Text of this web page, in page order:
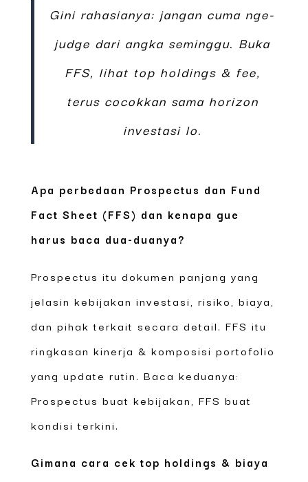
Gini rahasianya: jangan cuma nge-
judge dari angka seminggu. Buka
FFS, lihat top holdings & fee,
terus cocokkan sama horizon
investasi lo.
Apa perbedaan Prospectus dan Fund
Fact Sheet (FFS) dan kenapa gue
harus baca dua-duanya?
Prospectus itu dokumen panjang yang
jelasin kebijakan investasi, risiko, biaya,
dan pihak terkait secara detail. FFS itu
ringkasan kinerja & komposisi portofolio
yang update rutin. Baca keduanya:
Prospectus buat kebijakan, FFS buat
kondisi terkini.
Gimana cara cek top holdings & biaya